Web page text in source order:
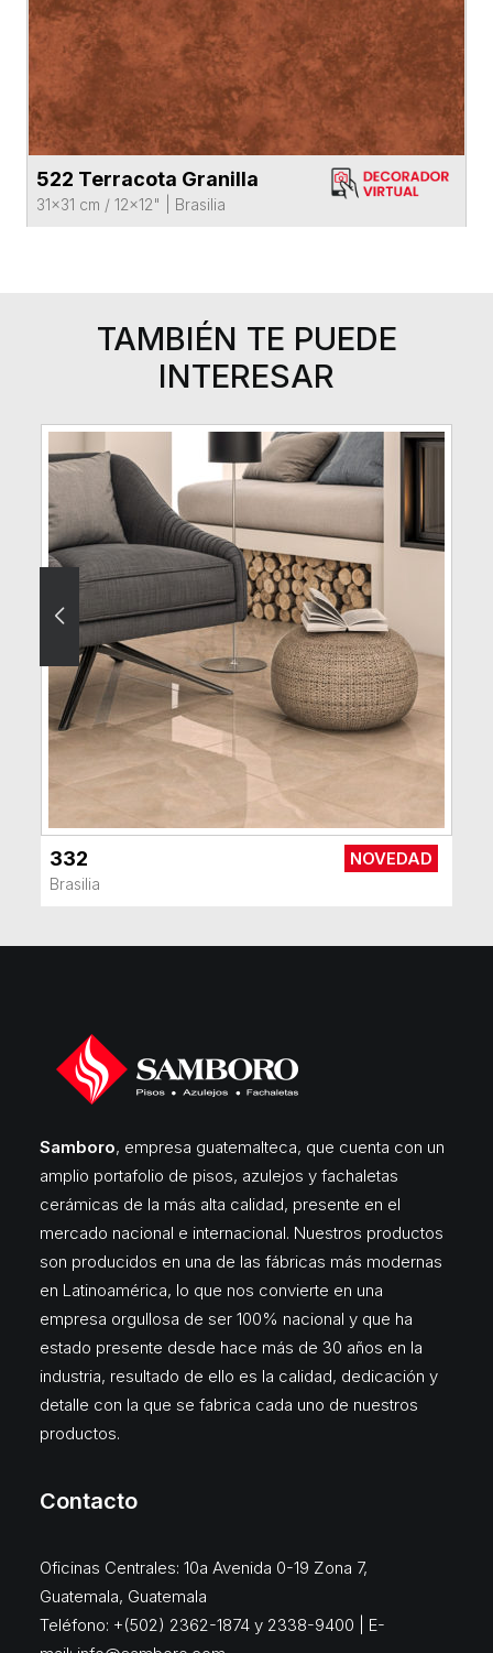
VER FICHA DEL PRODUCTO
522 Terracota Granilla
31x31 cm / 12x12" Brasilia
TAMBIÉN TE PUEDE
INTERESAR
332
Brasilia
NOVEDAD
Samboro, empresa guatemalteca, que cuenta con un
amplio portafolio de pisos, azulejos y fachaletas
cerámicas de la más alta calidad, presente en el
mercado nacional e internacional. Nuestros productos
son producidos en una de las fábricas más modernas
en Latinoamérica, lo que nos convierte en una
empresa orgullosa de ser 100% nacional y que ha
estado presente desde hace más de 30 años en la
industria, resultado de ello es la calidad, dedicación y
detalle con la que se fabrica cada uno de nuestros
productos.
Contacto
Oficinas Centrales: 10a Avenida 0-19 Zona 7,
Guatemala, Guatemala
Teléfono: +(502) 2362-1874 y 2338-9400 | E-